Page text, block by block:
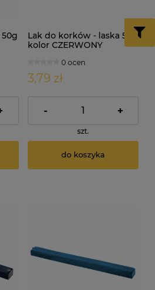
Lak do korków - laska 50g
kolor CZERWONY
0 ocen
3,79 zł
- +
szt.
do koszyka